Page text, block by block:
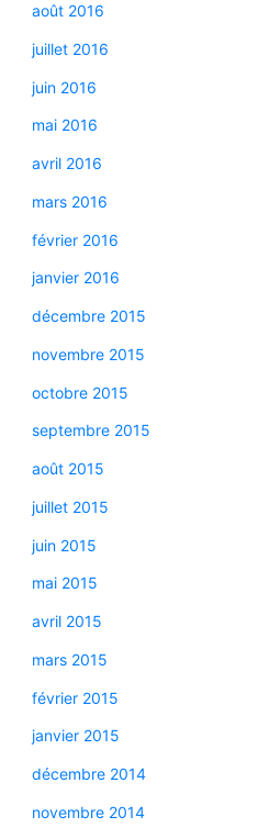
août 2016
juillet 2016
juin 2016
mai 2016
avril 2016
mars 2016
février 2016
janvier 2016
décembre 2015
novembre 2015
octobre 2015
septembre 2015
août 2015
juillet 2015
juin 2015
mai 2015
avril 2015
mars 2015
février 2015
janvier 2015
décembre 2014
novembre 2014